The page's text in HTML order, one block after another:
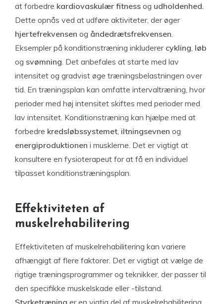
at forbedre kardiovaskulær fitness og udholdenhed.
Dette opnås ved at udføre aktiviteter, der øger
hjertefrekvensen og åndedrætsfrekvensen.
Eksempler på konditionstræning inkluderer cykling, løb
og svømning. Det anbefales at starte med lav
intensitet og gradvist øge træningsbelastningen over
tid. En træningsplan kan omfatte intervaltræning, hvor
perioder med høj intensitet skiftes med perioder med
lav intensitet. Konditionstræning kan hjælpe med at
forbedre kredsløbssystemet, iltningsevnen og
energiproduktionen i musklerne. Det er vigtigt at
konsultere en fysioterapeut for at få en individuel
tilpasset konditionstræningsplan.
Effektiviteten af
muskelrehabilitering
Effektiviteten af muskelrehabilitering kan variere
afhængigt af flere faktorer. Det er vigtigt at vælge de
rigtige træningsprogrammer og teknikker, der passer til
den specifikke muskelskade eller -tilstand.
Styrketræning er en vigtig del af muskelrehabilitering,